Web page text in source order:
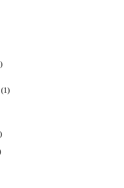
(1)